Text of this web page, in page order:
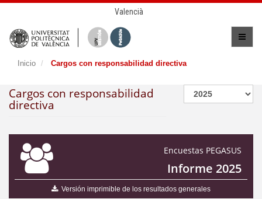
Valencià
Inicio Cargos con responsabilidad directiva
Cargos con responsabilidad
directiva
Encuestas PEGASUS
Informe 2025
Versión imprimible de los resultados generales